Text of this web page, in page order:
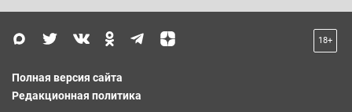
18+
Полная версия сайта
Редакционная политика